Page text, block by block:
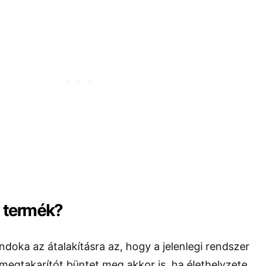
az átalakításra az, hogy a jelenlegi rendszer